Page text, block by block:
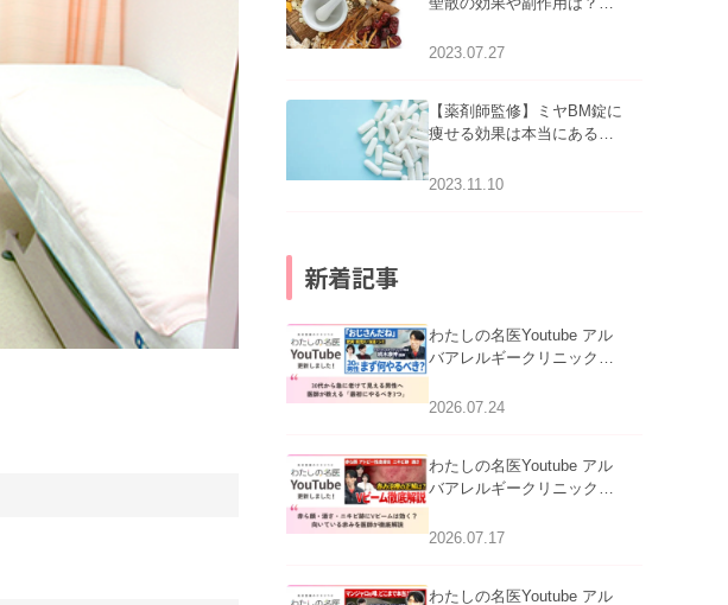
2023.07.27
【薬剤師監修】ミヤBM錠に
痩せる効果は本当にある
2023.11.10
新着記事
わたしの名医Youtube アル
バアレルギークリニック札
える男性へ｜医師が教える
2026.07.24
わたしの名医Youtube アル
バアレルギークリニック札
跡にVビームは効く？向い
2026.07.17
わたしの名医Youtube アル